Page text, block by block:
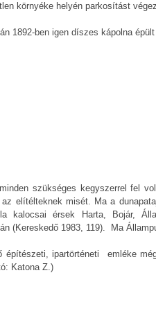
környéke helyén parkosítást
1892-ben igen díszes kápolna
szükséges kegyszerrel fel
elítélteknek misét. Ma a
kalocsai érsek Harta, Bojár,
(Kereskedő 1983, 119). Ma
építészeti, ipartörténeti emléke
Katona Z.)